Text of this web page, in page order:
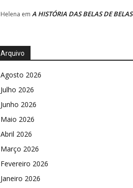
Helena em A HISTÓRIA DAS BELAS DE BELAS
Arquivo
Agosto 2026
Julho 2026
Junho 2026
Maio 2026
Abril 2026
Março 2026
Fevereiro 2026
Janeiro 2026